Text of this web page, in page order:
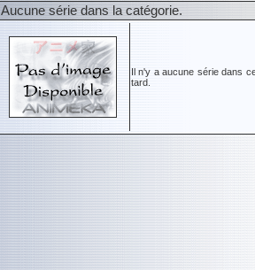
Aucune série dans la catégorie.
Il n'y a aucune série dans
tard.